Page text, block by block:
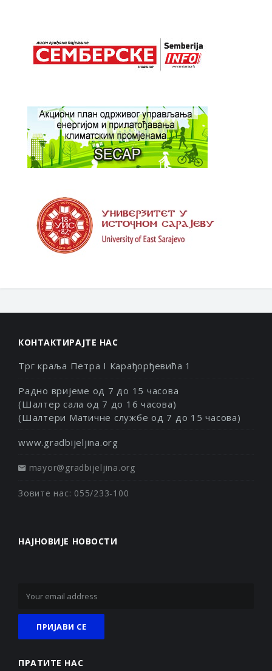
КОНТАКТИРАЈТЕ НАС
Трг краља Петра I Карађорђевића 1
Радно вријеме од 7 до 15 часова
(Шалтер сала од 7 до 16 часова)
(Шалтери Матичне службе од 7 до 15 часова)
www.gradbijeljina.org
mayor@gradbijeljina.org
Зовите нас: 055/233-100
НАЈНОВИЈЕ НОВОСТИ
ПРАТИТЕ НАС